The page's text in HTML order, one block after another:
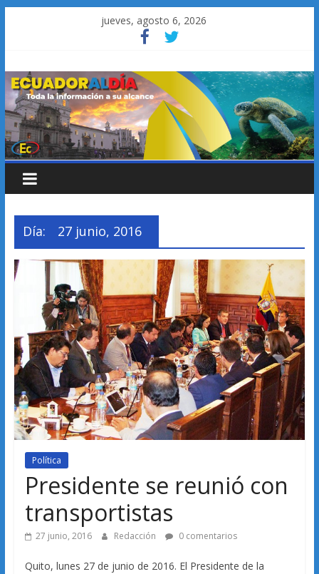
jueves, agosto 6, 2026
Día: 27 junio, 2016
Política
Presidente se reunió con
transportistas
27 junio, 2016 Redacción 0 comentarios
Quito, lunes 27 de junio de 2016. El Presidente de la